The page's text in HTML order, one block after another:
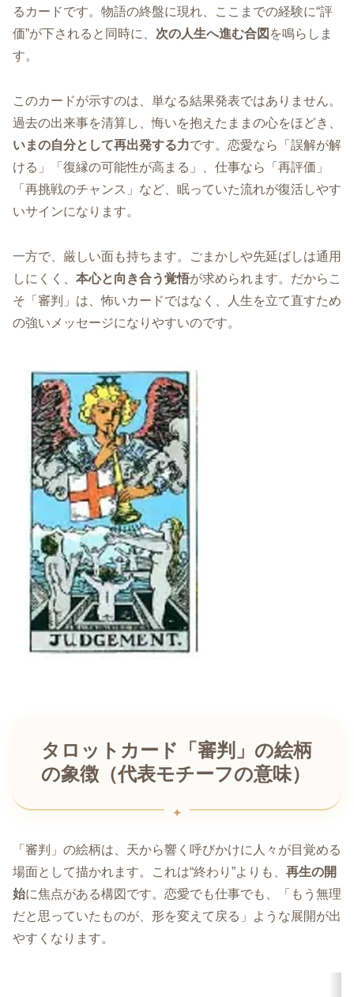
るカードです。物語の終盤に現れ、ここまでの経験に“評
価”が下されると同時に、 次の人生へ進む合図 を鳴らしま
す。
このカードが示すのは、単なる結果発表ではありません。
過去の出来事を清算し、悔いを抱えたままの心をほどき、
いまの自分として再出発する力です。恋愛なら「誤解が解
ける」「復縁の可能性が高まる」、仕事なら「再評価」
「再挑戦のチャンス」など、眠っていた流れが復活しやす
いサインになります。
一方で、厳しい面も持ちます。ごまかしや先延ばしは通用
しにくく、 本心と向き合う覚悟が求められます。だからこ
そ「審判」は、怖いカードではなく、人生を立て直すため
の強いメッセージになりやすいのです。
タロットカード「審判」の絵柄
の象徴（代表モチーフの意味）
「審判」の絵柄は、天から響く呼びかけに人々が目覚める
場面として描かれます。これは“終わり”よりも、 再生の開
始に焦点がある構図です。恋愛でも仕事でも、「もう無理
だと思っていたものが、形を変えて戻る」ような展開が出
やすくなります。